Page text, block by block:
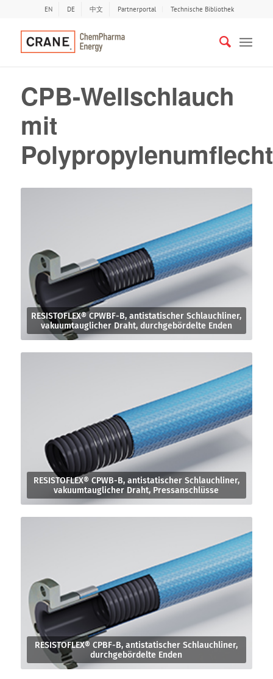
EN DE 中文 Partnerportal Technische Bibliothek
CPB-Wellschlauch
mit
RESISTOFLEX® CPWBF-B, antistatischer Schlauchliner,
vakuumtauglicher Draht, durchgebördelte Enden
RESISTOFLEX® CPWB-B, antistatischer Schlauchliner,
vakuumtauglicher Draht, Pressanschlüsse
RESISTOFLEX® CPBF-B, antistatischer Schlauchliner,
durchgebördelte Enden